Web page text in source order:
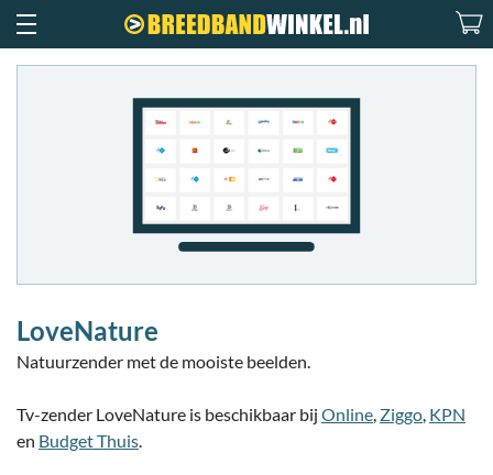
LoveNature
Natuurzender met de mooiste beelden.
Tv-zender LoveNature is beschikbaar bij Online, Ziggo, KPN
en Budget Thuis.